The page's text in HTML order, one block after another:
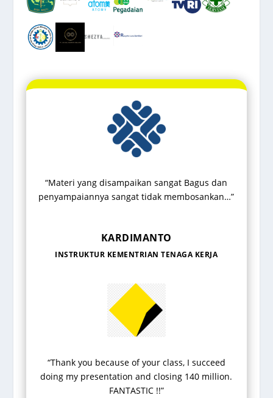
“Materi yang disampaikan sangat Bagus dan
penyampaiannya sangat tidak membosankan…”
KARDIMANTO
INSTRUKTUR KEMENTRIAN TENAGA KERJA
“Thank you because of your class, I succeed
doing my presentation and closing 140 million.
FANTASTIC !!”